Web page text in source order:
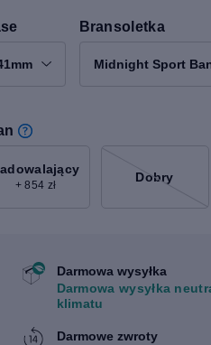
Bransoletka
Midnight Sport
+ 854 zł
Dobry
Darmowa wysyłka
Darmowa wysyłka
klimatu
Darmowe zwroty